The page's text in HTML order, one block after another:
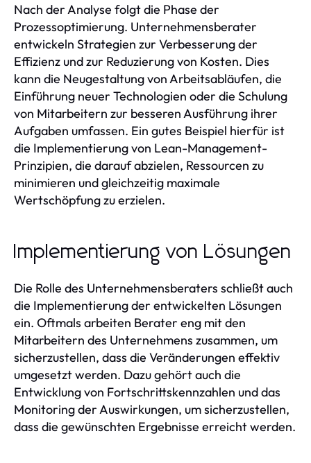
Nach der Analyse folgt die Phase der
Prozessoptimierung. Unternehmensberater
entwickeln Strategien zur Verbesserung der
Effizienz und zur Reduzierung von Kosten. Dies
kann die Neugestaltung von Arbeitsabläufen, die
Einführung neuer Technologien oder die Schulung
von Mitarbeitern zur besseren Ausführung ihrer
Aufgaben umfassen. Ein gutes Beispiel hierfür ist
die Implementierung von Lean-Management-
Prinzipien, die darauf abzielen, Ressourcen zu
minimieren und gleichzeitig maximale
Wertschöpfung zu erzielen.
Implementierung von Lösungen
Die Rolle des Unternehmensberaters schließt auch
die Implementierung der entwickelten Lösungen
ein. Oftmals arbeiten Berater eng mit den
Mitarbeitern des Unternehmens zusammen, um
sicherzustellen, dass die Veränderungen effektiv
umgesetzt werden. Dazu gehört auch die
Entwicklung von Fortschrittskennzahlen und das
Monitoring der Auswirkungen, um sicherzustellen,
dass die gewünschten Ergebnisse erreicht werden.